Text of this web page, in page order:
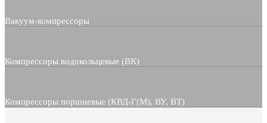
Вакуум-компрессоры
Компрессоры водокольцевые (ВК)
Компрессоры поршневые (КВД-Г(М), ВУ, ВТ)